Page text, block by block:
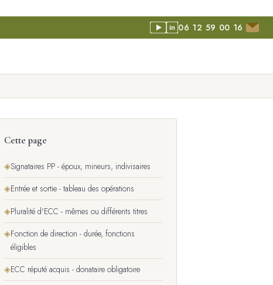
in 06 12 59 00 16
Cette page
◈Signataires PP - époux, mineurs, indivisaires
◈Entrée et sortie - tableau des opérations
◈Pluralité d'ECC - mêmes ou différents titres
◈Fonction de direction - durée, fonctions
éligibles
◈ECC réputé acquis - donataire obligatoire